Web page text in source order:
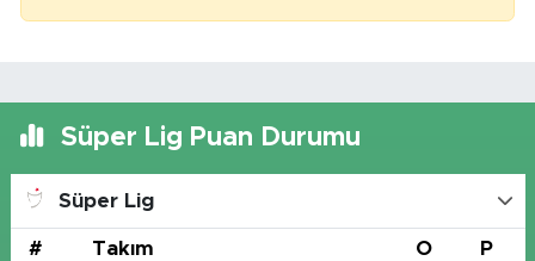
Süper Lig Puan Durumu
Süper Lig
# Takım O P